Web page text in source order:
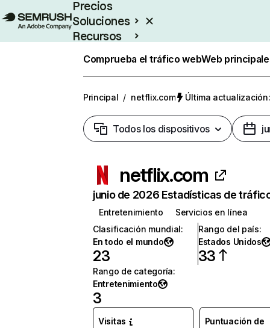
Precios
Soluciones
Recursos
Comprueba el tráfico webWeb
Principal / netflix.com Última
Todos los dispositivos
netflix.com
junio de 2026 Estadísticas de
Entretenimiento
Servicios en línea
Clasificación mundial:
En todo el mundo
23
Rango del país:
Estados Unidos
33
Rango de categoría:
Entretenimiento
3
Visitas
Puntuación de